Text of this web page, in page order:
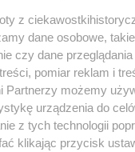
mu nie daruje”.
przeprowadzono
a on sam
z
dane osobowe,
czy dane
pomiar reklam i
Partnerzy możemy
urządzenia do
z tych technologii
klikając przycisk